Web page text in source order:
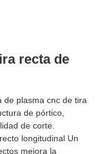
recta de
de plasma cnc de tira
de pórtico,
de corte.
longitudinal Un
mejora la